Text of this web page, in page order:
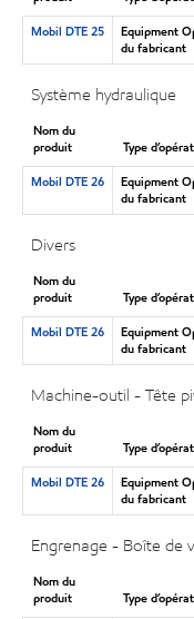
Mobil DTE 25
Equipment
du fabricant
Système hydraulique
Nom du
produit
Type
Mobil DTE 26
Equipment
du fabricant
Divers
Nom du
produit
Type
Mobil DTE 26
Equipment
du fabricant
Machine-outil - Tête
Nom du
produit
Type
Mobil DTE 26
Equipment
du fabricant
Engrenage - Boîte de
Nom du
produit
Type